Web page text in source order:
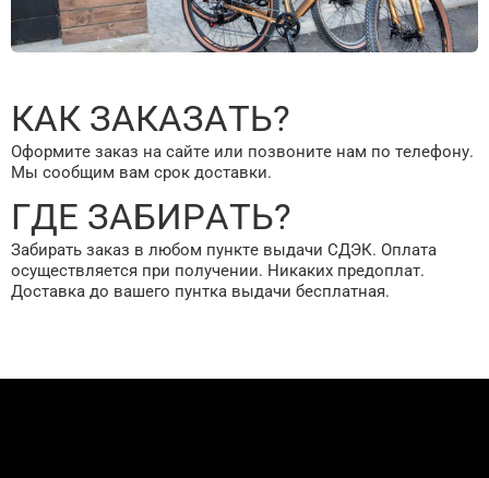
КАК ЗАКАЗАТЬ?
Оформите заказ на сайте или позвоните нам по телефону.
Мы сообщим вам срок доставки.
ГДЕ ЗАБИРАТЬ?
Забирать заказ в любом пункте выдачи СДЭК. Оплата
осуществляется при получении. Никаких предоплат.
Доставка до вашего пунтка выдачи бесплатная.